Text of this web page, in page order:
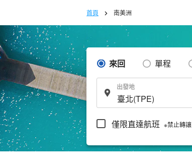
首頁 南美洲
來回 單程
出發地
僅限直達航班 ※禁止轉讓